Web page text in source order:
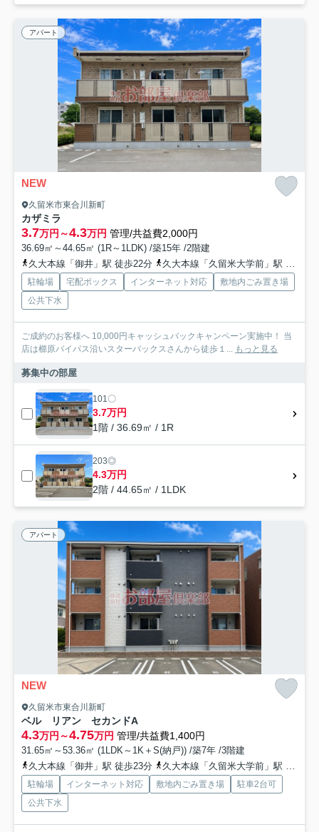
アパート
NEW
久留米市東合川新町
カザミラ
3.7万円～4.3万円 管理/共益費2,000円
36.69㎡～44.65㎡ (1R～1LDK) /築15年 /2階建
久大本線「御井」駅 徒歩22分
久大本線「久留米大学前」駅 徒歩29分
駐輪場 宅配ボックス インターネット対応
敷地内ごみ置き場
公共下水
ご成約のお客様へ 10,000円キャッシュバックキャンペーン実施中！ 当
店は櫛原バイパス沿いスターバックスさんから徒歩１... もっと見る
募集中の部屋
101〇
3.7万円
1階 / 36.69㎡ / 1R
203◎
4.3万円
2階 / 44.65㎡ / 1LDK
アパート
NEW
久留米市東合川新町
ベル リアン セカンドA
4.3万円～4.75万円 管理/共益費1,400円
31.65㎡～53.36㎡ (1LDK～1K＋S(納戸)) /築7年 /3階建
久大本線「御井」駅 徒歩23分
久大本線「久留米大学前」駅 徒歩31分
駐輪場 インターネット対応 敷地内ごみ置き場
駐車2台可
公共下水